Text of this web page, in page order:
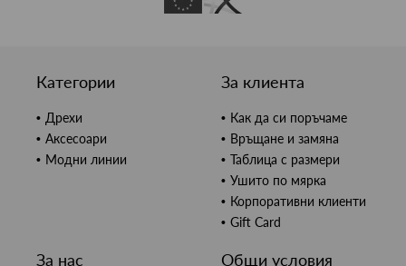
Категории
Дрехи
Аксесоари
Модни линии
За клиента
Как да си поръчаме
Връщане и замяна
Таблица с размери
Ушито по мярка
Корпоративни клиенти
Gift Card
За нас Общи условия